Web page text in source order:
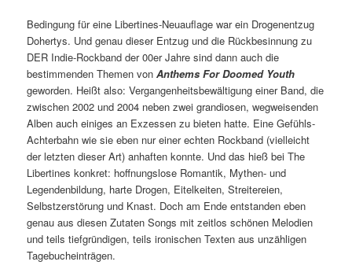
Bedingung für eine Libertines-Neuauflage war ein Drogenentzug
Dohertys. Und genau dieser Entzug und die Rückbesinnung zu
DER Indie-Rockband der 00er Jahre sind dann auch die
bestimmenden Themen vonAnthems For Doomed Youth
geworden. Heißt also: Vergangenheitsbewältigung einer Band, die
zwischen 2002 und 2004 neben zwei grandiosen, wegweisenden
Alben auch einiges an Exzessen zu bieten hatte. Eine Gefühls-
Achterbahn wie sie eben nur einer echten Rockband (vielleicht
der letzten dieser Art) anhaften konnte. Und das hieß bei The
Libertines konkret: hoffnungslose Romantik, Mythen- und
Legendenbildung, harte Drogen, Eitelkeiten, Streitereien,
Selbstzerstörung und Knast. Doch am Ende entstanden eben
genau aus diesen Zutaten Songs mit zeitlos schönen Melodien
und teils tiefgründigen, teils ironischen Texten aus unzähligen
Tagebucheinträgen.